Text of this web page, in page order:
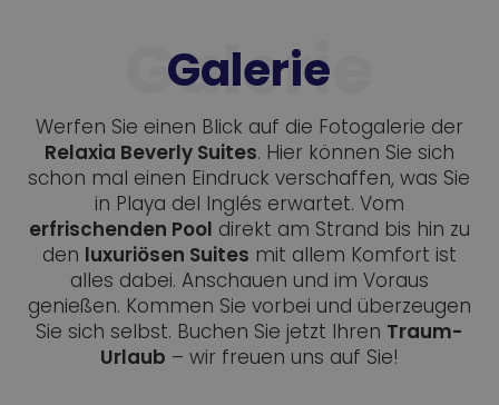
Galerie
Werfen Sie einen Blick auf die Fotogalerie der
Relaxia Beverly Suites. Hier können Sie sich
schon mal einen Eindruck verschaffen, was Sie
in Playa del Inglés erwartet. Vom
erfrischenden Pool direkt am Strand bis hin zu
den luxuriösen Suites mit allem Komfort ist
alles dabei. Anschauen und im Voraus
genießen. Kommen Sie vorbei und überzeugen
Sie sich selbst. Buchen Sie jetzt Ihren Traum-
Urlaub – wir freuen uns auf Sie!